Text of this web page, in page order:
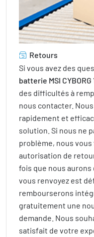
Retours
Si vous avez des
batterie MSI
des difficultés à
nous contacter.
rapidement et
solution. Si nous ne
problème, nous
autorisation de
fois que nous
vous renvoyez est
rembourserons
gratuitement une
demande. Nous
satisfait de votre